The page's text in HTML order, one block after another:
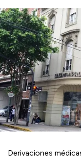
Derivaciones